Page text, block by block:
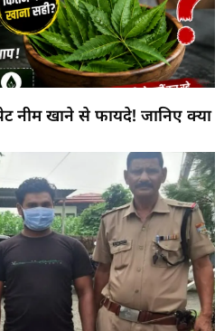
नीम खाने से फायदे! जानिए क्या